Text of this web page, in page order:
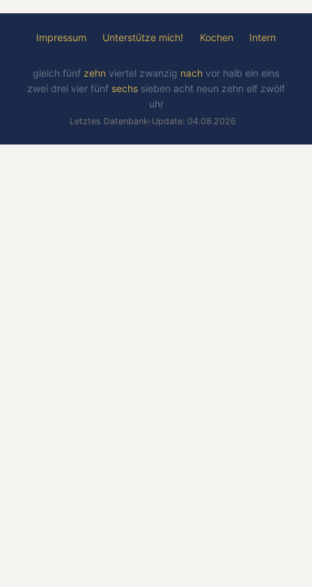
Impressum Unterstütze mich! Kochen Intern
gleich fünf zehn viertel zwanzig nach vor halb ein eins
zwei drei vier fünf sechs sieben acht neun zehn elf zwölf
uhr
Letztes Datenbank-Update: 04.08.2026